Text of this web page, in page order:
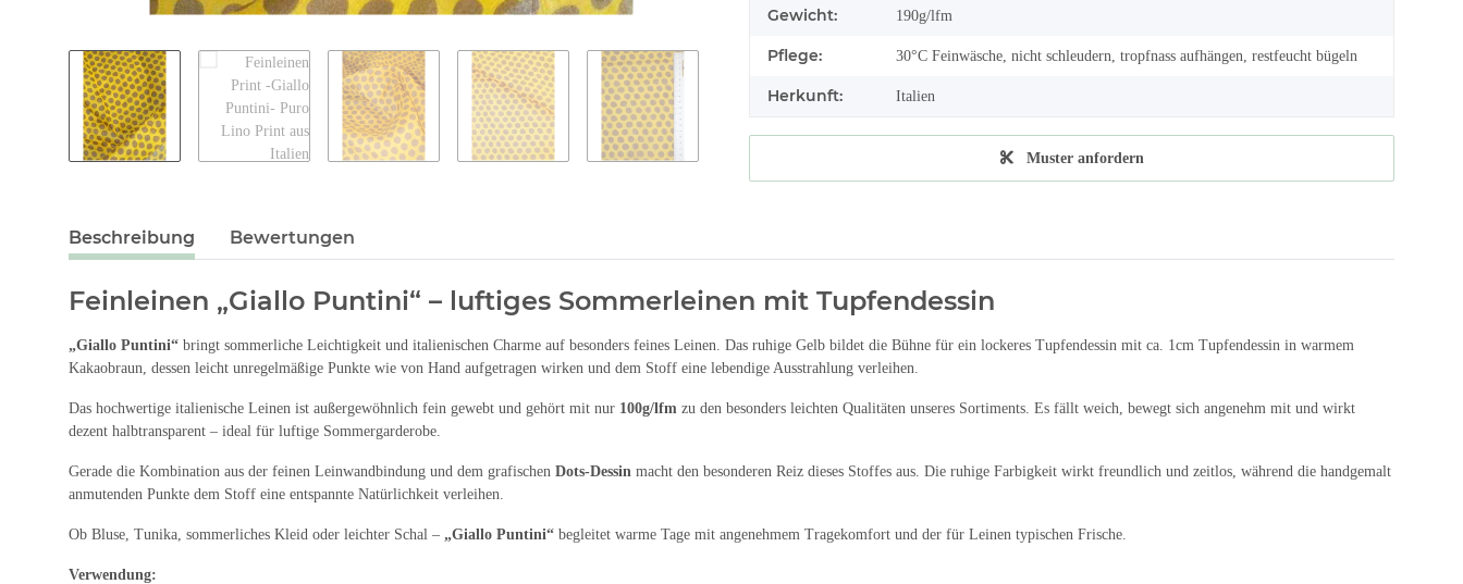
Gewicht: 190g/lfm
Pflege: 30°C Feinwäsche, nicht schleudern, tropfnass aufhängen, restfeucht bügeln
Herkunft: Italien
Muster anfordern
Beschreibung Bewertungen
Feinleinen „Giallo Puntini“ – luftiges Sommerleinen mit Tupfendessin
„Giallo Puntini“ bringt sommerliche Leichtigkeit und italienischen Charme auf besonders feines Leinen. Das ruhige Gelb bildet die Bühne für ein lockeres Tupfendessin mit ca. 1cm Tupfendessin in warmem
Kakaobraun, dessen leicht unregelmäßige Punkte wie von Hand aufgetragen wirken und dem Stoff eine lebendige Ausstrahlung verleihen.
Das hochwertige italienische Leinen ist außergewöhnlich fein gewebt und gehört mit nur 100g/lfm zu den besonders leichten Qualitäten unseres Sortiments. Es fällt weich, bewegt sich angenehm mit und wirkt
dezent halbtransparent – ideal für luftige Sommergarderobe.
Gerade die Kombination aus der feinen Leinwandbindung und dem grafischen Dots-Dessin macht den besonderen Reiz dieses Stoffes aus. Die ruhige Farbigkeit wirkt freundlich und zeitlos, während die handgemalt
anmutenden Punkte dem Stoff eine entspannte Natürlichkeit verleihen.
Ob Bluse, Tunika, sommerliches Kleid oder leichter Schal – „Giallo Puntini“ begleitet warme Tage mit angenehmem Tragekomfort und der für Leinen typischen Frische.
Verwendung: